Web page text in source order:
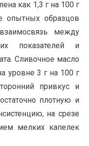
как 1,3 г на 100 г
опытных образцов
между
показателей и
Сливочное масло
уровне 3 г на 100 г
привкус и
плотную и
на срезе
мелких капелек